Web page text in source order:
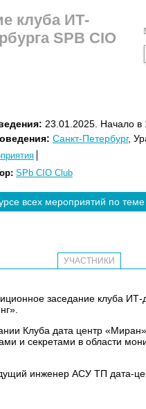
клуба ИТ-
SPB CIO
23.01.2025. Начало в
Санкт-Петербург,
SPb CIO Club
всех мероприятий по теме
УЧАСТНИКИ
заседание клуба ИТ-
Клуба дата центр
и секретами в области
инженер АСУ ТП дата-